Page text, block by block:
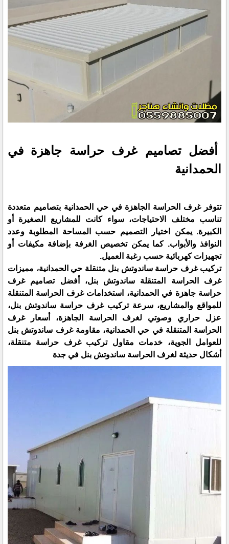
أفضل تصاميم غرف حراسة جاهزة في
الحمدانية
تتوفر غرف الحراسة الجاهزة في حي الحمدانية بتصاميم متعددة
تناسب مختلف الاحتياجات، سواء كانت للمشاريع الصغيرة أو
الكبيرة. يمكن اختيار التصميم حسب المساحة المطلوبة وعدد
النوافذ والأبواب. كما يمكن تخصيص الغرفة بإضافة مكيفات أو
تجهيزات كهربائية حسب رغبة العميل.
تركيب غرف حراسة ساندوتش بنل متنقلة حي الحمدانية، مميزات
غرف الحراسة المتنقلة ساندوتش بنل، أفضل تصاميم غرف
حراسة جاهزة في الحمدانية، استخدامات غرف الحراسة المتنقلة
للمواقع والمشاريع، سرعة تركيب غرف حراسة ساندوتش بنل،
عزل حراري وصوتي لغرف الحراسة الجاهزة، أسعار غرف
الحراسة المتنقلة في حي الحمدانية، مقاومة غرف ساندوتش بنل
للعوامل الجوية، خدمات مقاول تركيب غرف حراسة متنقلة،
أشكال حديثة لغرف الحراسة ساندوتش بنل في جدة